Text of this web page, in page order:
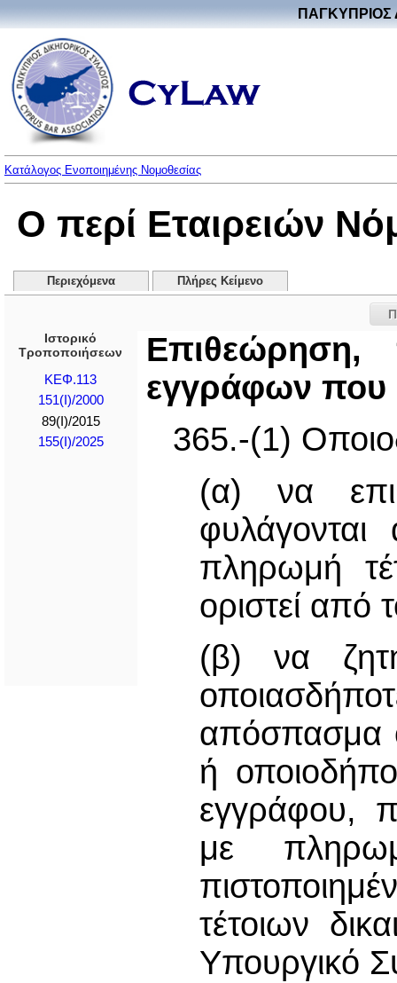
ΠΑΓΚΥΠΡΙΟΣ
Κατάλογος Ενοποιημένης Νομοθεσίας
Ο περί Εταιρειών
Περιεχόμενα Πλήρες Κείμενο
Ιστορικό
Τροποποιήσεων
ΚΕΦ.113
151(I)/2000
89(I)/2015
155(I)/2025
Επιθεώρηση,
εγγράφων που
365.-(1)
(α) να
πληρωμή
οριστεί από
(β) να
απόσπασμα
ή
εγγράφου,
με
τέτοιων
Υπουργικό